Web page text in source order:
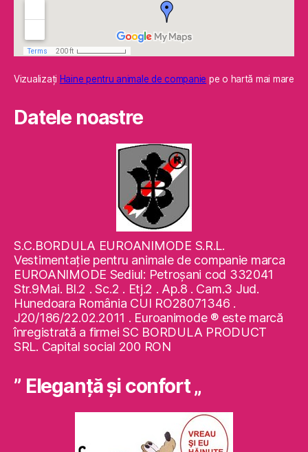
Vizualizaţi Haine pentru animale de companie pe o hartă mai mare
Datele noastre
S.C.BORDULA EUROANIMODE S.R.L.
Vestimentaţie pentru animale de companie marca
EUROANIMODE Sediul: Petroşani cod 332041
Str.9Mai. Bl.2 . Sc.2 . Etj.2 . Ap.8 . Cam.3 Jud.
Hunedoara România CUI RO28071346 .
J20/186/22.02.2011 . Euroanimode ® este marcă
înregistrată a firmei SC BORDULA PRODUCT
SRL. Capital social 200 RON
” Eleganţă şi confort „